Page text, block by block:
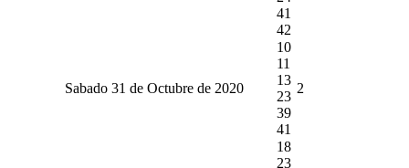
41
42
Sabado 31 de Octubre de 2020
10
11
13
23
39
41
2
18
23